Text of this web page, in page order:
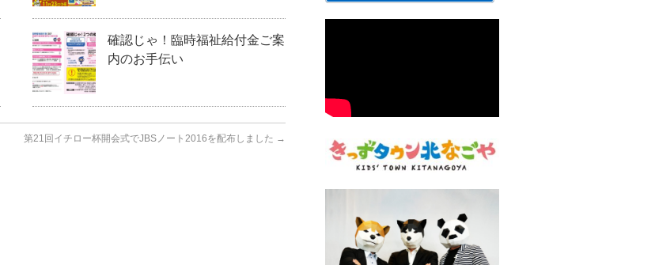
確認じゃ！臨時福祉給付金ご案
内のお手伝い
第21回イチロー杯開会式でJBSノート2016を配布しました →